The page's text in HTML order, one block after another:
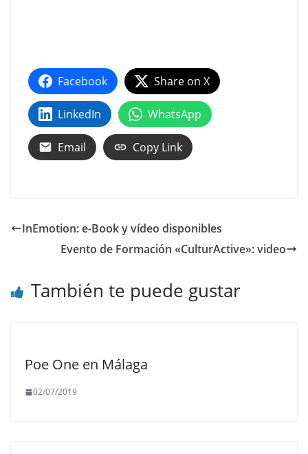
Facebook Share on X
LinkedIn WhatsApp
Email Copy Link
InEmotion: e-Book y vídeo disponibles
Evento de Formación «CulturActive»: video
También te puede gustar
Poe One en Málaga
02/07/2019